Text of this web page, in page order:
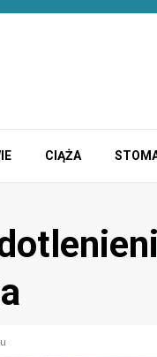
CIĄŻA